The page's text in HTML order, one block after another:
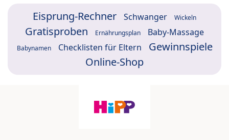
Eisprung-Rechner Schwanger Wickeln
Gratisproben Ernährungsplan Baby-Massage
Babynamen Checklisten für Eltern
Gewinnspiele
Online-Shop